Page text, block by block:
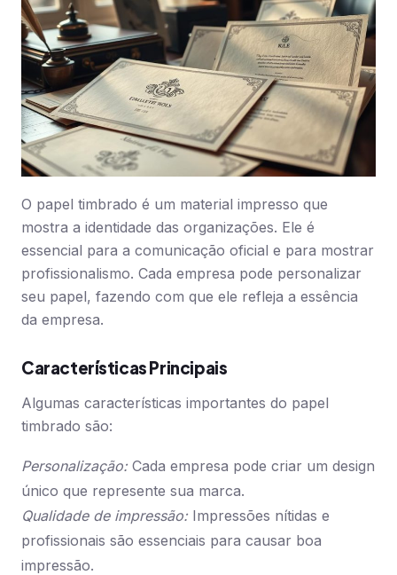
O papel timbrado é um material impresso que
mostra a identidade das organizações. Ele é
essencial para a comunicação oficial e para mostrar
profissionalismo. Cada empresa pode personalizar
seu papel, fazendo com que ele refleja a essência
da empresa.
Características Principais
Algumas características importantes do papel
timbrado são:
Personalização:Cada empresa pode criar um design
único que represente sua marca.
Qualidade de impressão:Impressões nítidas e
profissionais são essenciais para causar boa
impressão.